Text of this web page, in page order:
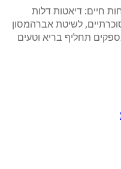
חיים: דיאטות דלות
לשיטת אברהמסון
תחליף בריא וטעים